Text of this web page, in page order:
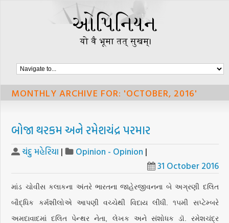
MONTHLY ARCHIVE FOR: 'OCTOBER, 2016'
બોજા થરકમ અને રમેશચંદ્ર પરમાર
ચંદુ મહેરિયા | Opinion - Opinion |
31 October 2016
માંડ ચોવીસ કલાકના અંતરે ભારતના જાહેરજીવનના બે અગ્રણી દલિત
બૌદ્ધિક કર્મશીલોએ આપણી વચ્ચેથી વિદાય લીધી. ૧૫મી સપ્ટેમ્બરે
અમદાવાદમાં દલિત પેન્થર નેતા, લેખક અને સંશોધક ડૉ. રમેશચંદ્ર